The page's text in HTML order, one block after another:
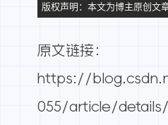
版权声明：本文为博主原创
原文链接：
https://
055/article/details/